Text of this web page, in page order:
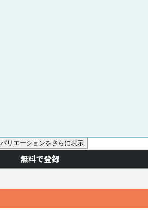
バリエーションをさらに表示
無料で登録